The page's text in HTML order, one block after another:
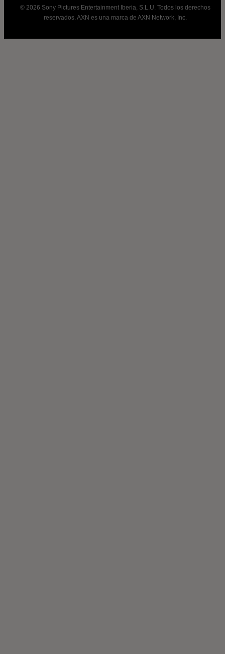
© 2026 Sony Pictures Entertainment Iberia, S.L.U. Todos los derechos
reservados. AXN es una marca de AXN Network, Inc.